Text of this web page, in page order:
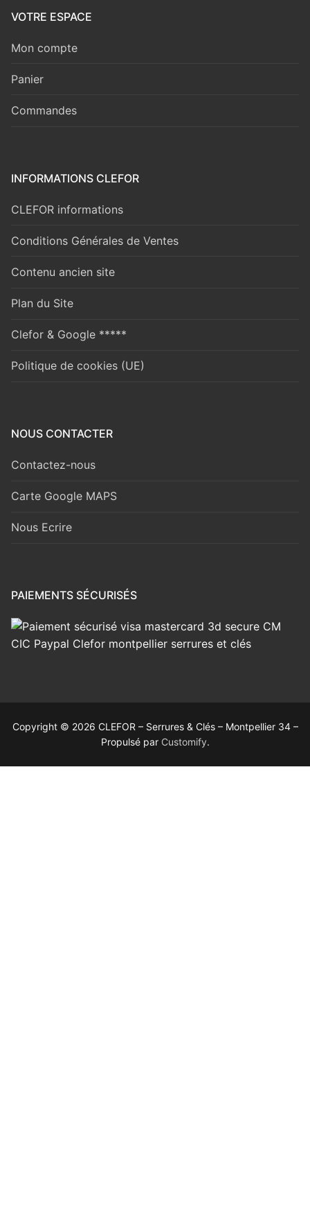
VOTRE ESPACE
Mon compte
Panier
Commandes
INFORMATIONS CLEFOR
CLEFOR informations
Conditions Générales de Ventes
Contenu ancien site
Plan du Site
Clefor & Google *****
Politique de cookies (UE)
NOUS CONTACTER
Contactez-nous
Carte Google MAPS
Nous Ecrire
PAIEMENTS SÉCURISÉS
Copyright © 2026 CLEFOR – Serrures & Clés – Montpellier 34 –
Propulsé par Customify.